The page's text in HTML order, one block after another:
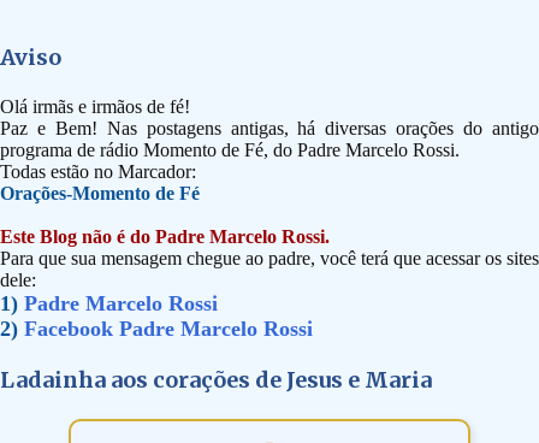
Aviso
Olá irmãs e irmãos de fé!
Paz e Bem! Nas postagens antigas, há diversas orações do antigo
programa de rádio Momento de Fé, do Padre Marcelo Rossi.
Todas estão no Marcador:
Orações-Momento de Fé
Este Blog não é do Padre Marcelo Rossi.
Para que sua mensagem chegue ao padre, você terá que acessar os sites
dele:
1) Padre Marcelo Rossi
2) Facebook Padre Marcelo Rossi
Ladainha aos corações de Jesus e Maria